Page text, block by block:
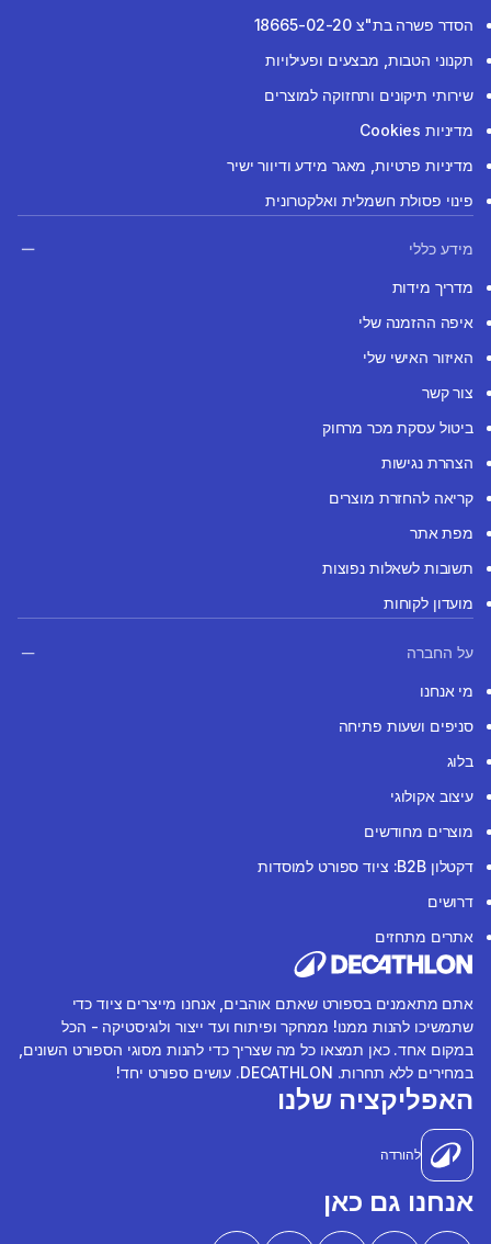
הסדר פשרה בת"צ 18665-02-20
תקנוני הטבות, מבצעים ופעילויות
שירותי תיקונים ותחזוקה למוצרים
מדיניות Cookies
מדיניות פרטיות, מאגר מידע ודיוור ישיר
פינוי פסולת חשמלית ואלקטרונית
מידע כללי
מדריך מידות
איפה ההזמנה שלי
האיזור האישי שלי
צור קשר
ביטול עסקת מכר מרחוק
הצהרת נגישות
קריאה להחזרת מוצרים
מפת אתר
תשובות לשאלות נפוצות
מועדון לקוחות
על החברה
מי אנחנו
סניפים ושעות פתיחה
בלוג
עיצוב אקולוגי
מוצרים מחודשים
דקטלון B2B: ציוד ספורט למוסדות
דרושים
אתרים מתחזים
אתם מתאמנים בספורט שאתם אוהבים, אנחנו מייצרים ציוד כדי
שתמשיכו להנות ממנו! ממחקר ופיתוח ועד ייצור ולוגיסטיקה - הכל
במקום אחד. כאן תמצאו כל מה שצריך כדי להנות מסוגי הספורט השונים,
במחירים ללא תחרות. DECATHLON. עושים ספורט יחד!
האפליקציה שלנו
להורדה
אנחנו גם כאן